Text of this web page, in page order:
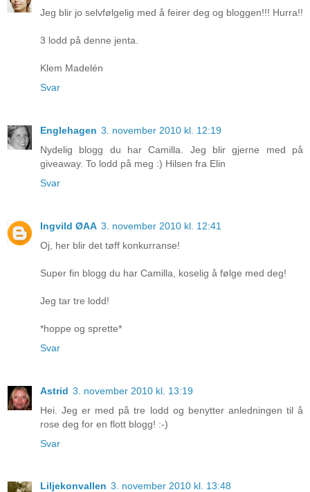
Jeg blir jo selvfølgelig med å feirer deg og bloggen!!! Hurra!!
3 lodd på denne jenta.
Klem Madelén
Svar
Englehagen 3. november 2010 kl. 12:19
Nydelig blogg du har Camilla. Jeg blir gjerne med på
giveaway. To lodd på meg :) Hilsen fra Elin
Svar
Ingvild ØAA 3. november 2010 kl. 12:41
Oj, her blir det tøff konkurranse!
Super fin blogg du har Camilla, koselig å følge med deg!
Jeg tar tre lodd!
*hoppe og sprette*
Svar
Astrid 3. november 2010 kl. 13:19
Hei. Jeg er med på tre lodd og benytter anledningen til å
rose deg for en flott blogg! :-)
Svar
Liljekonvallen 3. november 2010 kl. 13:48